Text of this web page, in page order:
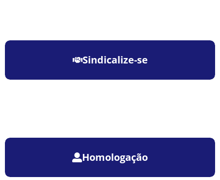
Sindicalize-se
Homologação